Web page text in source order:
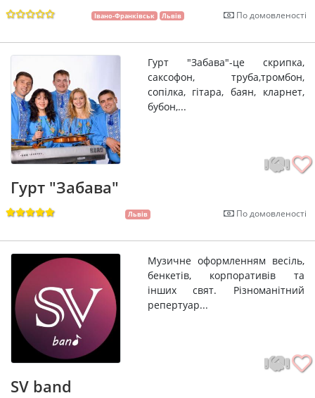
Івано-Франківськ Львів По домовленості
Гурт "Забава"-це скрипка,
саксофон, труба,тромбон,
сопілка, гітара,­ баян, кларнет,
бубон,...
Гурт "Забава"
Львів По домовленості
Музичне оформленням весіль,
бенкетів, корпоративів та
інших свят. Різноманітний
репертуар...
SV band